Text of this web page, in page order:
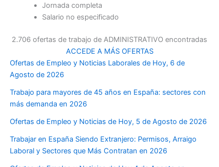
Jornada completa
Salario no especificado
2.706 ofertas de trabajo de ADMINISTRATIVO encontradas
ACCEDE A MÁS OFERTAS
Ofertas de Empleo y Noticias Laborales de Hoy, 6 de
Agosto de 2026
Trabajo para mayores de 45 años en España: sectores con
más demanda en 2026
Ofertas de Empleo y Noticias de Hoy, 5 de Agosto de 2026
Trabajar en España Siendo Extranjero: Permisos, Arraigo
Laboral y Sectores que Más Contratan en 2026